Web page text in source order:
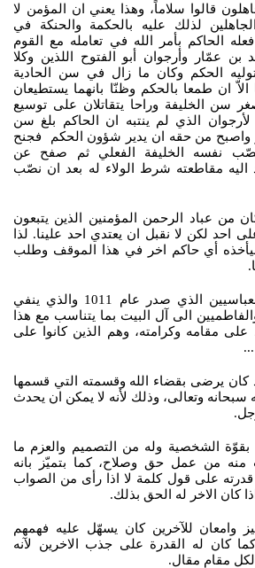
قالوا سلاماً، وهذا يعني ان المؤمن لا
لذلك عليه بالحكمة والحنكة في
الحاكم بأمر الله في تعامله مع القوم
عمّار وأرجوان أبو الفتوح اللذين وكلا
الحكم وكان ما زال في سن الحادية
ان طمعا بالحكم وظنّا بانهما يستطيعان
سن الخليفة وراحا يتقاتلان على توسيع
الذي لم ينتبه ان الحاكم بلغ سن
من حقه ان يدير شؤون الحكم فجنح
نفسه الخليفة الفعلي ثم صفح عن
مقاطعته شرط الولاء له بعد ان نصّب
من عباد الرحمن المؤمنين الذين يتبعون
لكن لا نقبل ان يعتدي احد علينا. لذا
أي حاكم اخر في هذا الموقف وطلب
كما ردّ على مرسوم العباسيين الذي صدر عام 1011 والذي ينفي
الى آل البيت بما يتناسب مع هذا
مقامه وكرامته، وهم الذين كانوا على
كان يرضى بقضاء الله وقسمته التي قسمها
وتعالى، وذلك لأنه لا يمكن ان يحدث
بقوّة الشخصية وله من التصميم والعزم ما
منه من عمل حق وصلاح، كما بتميّز بانه
على قول كلمة لا اذا رأى من الصواب
كان الاخر له الحق بذلك.
وامعان للآخرين كان يسهّل عليه فهمهم
كان له القدرة على جذب الاخرين لآنه
مقام مقال.